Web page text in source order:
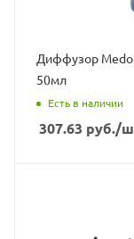
Диффузор
50мл
Есть в наличии
307.63 руб./